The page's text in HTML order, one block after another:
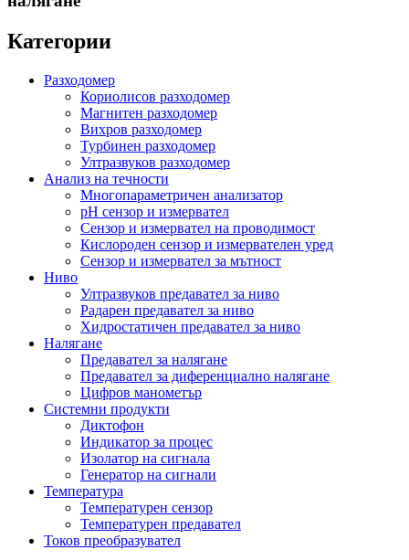
Категории
Разходомер
Кориолисов разходомер
Магнитен разходомер
Вихров разходомер
Турбинен разходомер
Ултразвуков разходомер
Анализ на течности
Многопараметричен анализатор
pH сензор и измервател
Сензор и измервател на проводимост
Кислороден сензор и измервателен уред
Сензор и измервател за мътност
Ниво
Ултразвуков предавател за ниво
Радарен предавател за ниво
Хидростатичен предавател за ниво
Налягане
Предавател за налягане
Предавател за диференциално налягане
Цифров манометър
Системни продукти
Диктофон
Индикатор за процес
Изолатор на сигнала
Генератор на сигнали
Температура
Температурен сензор
Температурен предавател
Токов преобразувател